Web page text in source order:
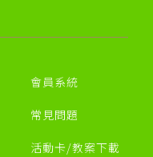
會員系統
常見問題
活動卡/教案下載